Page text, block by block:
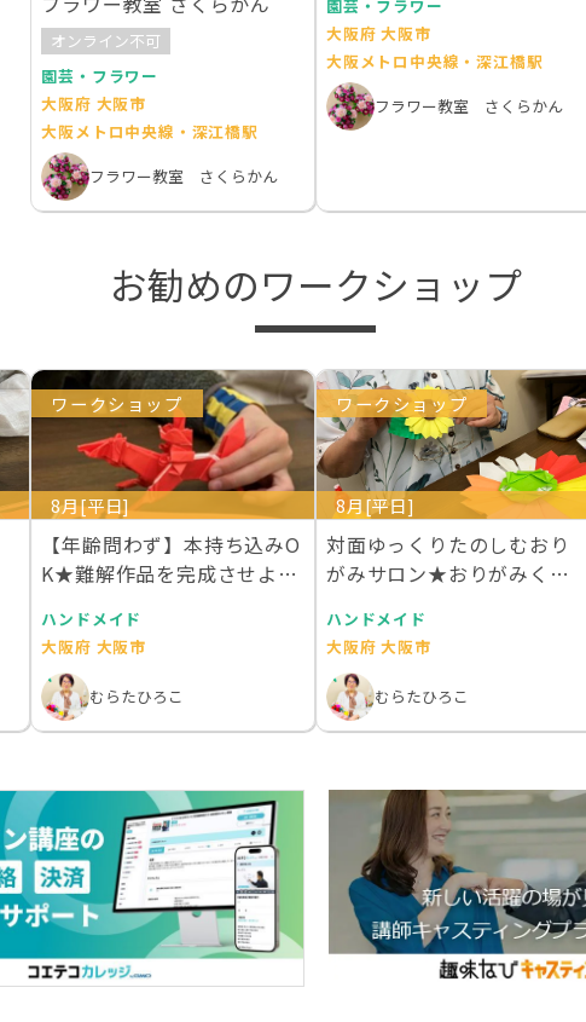
オンライン不可
園芸・フラワー
大阪府 大阪市
大阪メトロ中央線・深江橋駅
フラワー教室 さくらかん
園芸・フラワー
大阪府 大阪市
大阪メトロ中央線・深江橋駅
フラワー教室 さくらかん
お勧めのワークショップ
ワークショップ
8月[平日]
【年齢問わず】本持ち込みO
K★難解作品を完成させよう
ハンドメイド
大阪府 大阪市
むらたひろこ
ワークショップ
8月[平日]
対面ゆっくりたのしむおり
がみサロン★おりがみくら
ハンドメイド
大阪府 大阪市
むらたひろこ